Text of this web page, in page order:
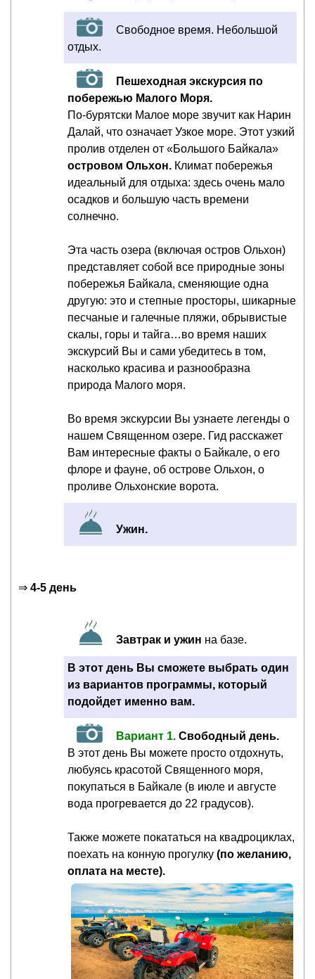
Свободное время. Небольшой
отдых.
Пешеходная экскурсия по
побережью Малого Моря.
По-бурятски Малое море звучит как Нарин
Далай, что означает Узкое море. Этот узкий
пролив отделен от «Большого Байкала»
островом Ольхон. Климат побережья
идеальный для отдыха: здесь очень мало
осадков и большую часть времени
солнечно.
Эта часть озера (включая остров Ольхон)
представляет собой все природные зоны
побережья Байкала, сменяющие одна
другую: это и степные просторы, шикарные
песчаные и галечные пляжи, обрывистые
скалы, горы и тайга…во время наших
экскурсий Вы и сами убедитесь в том,
насколько красива и разнообразна
природа Малого моря.
Во время экскурсии Вы узнаете легенды о
нашем Священном озере. Гид расскажет
Вам интересные факты о Байкале, о его
флоре и фауне, об острове Ольхон, о
проливе Ольхонские ворота.
Ужин.
⇒ 4-5 день
Завтрак и ужин на базе.
В этот день Вы сможете выбрать один
из вариантов программы, который
подойдет именно вам.
Вариант 1. Свободный день.
В этот день Вы можете просто отдохнуть,
любуясь красотой Священного моря,
покупаться в Байкале (в июле и августе
вода прогревается до 22 градусов).
Также можете покататься на квадроциклах,
поехать на конную прогулку (по желанию,
оплата на месте).